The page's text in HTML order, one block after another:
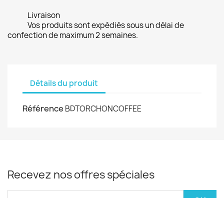
Livraison
Vos produits sont expédiés sous un délai de
confection de maximum 2 semaines.
Détails du produit
Référence BDTORCHONCOFFEE
Recevez nos offres spéciales